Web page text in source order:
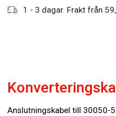
1 - 3 dagar. Frakt från
Anslutningskabel till 30050-